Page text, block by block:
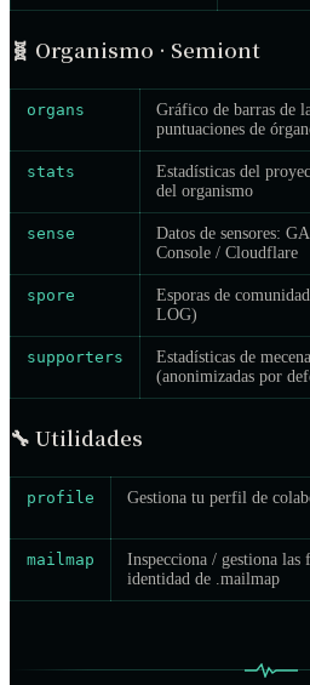
🧬 Organismo · Semiont
organs
Gráfico de barras de
puntuaciones de
stats
Estadísticas del
del organismo
sense
Datos de sensores:
Console / Cloudflare
spore
Esporas de
LOG)
supporters
Estadísticas de
(anonimizadas por
🔧 Utilidades
profile Gestiona tu perfil de
mailmap
Inspecciona / gestiona las
identidad de .mailmap